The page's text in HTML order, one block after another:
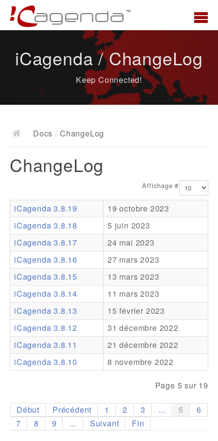
News
Docs
Documentation
Ressources
Addons
Theme Packs
Translation Packs
Support
Forum
Support Pro
iCagenda / ChangeLog
Keep Connected!
Docs / ChangeLog
ChangeLog
Affichage #
iCagenda 3.8.19
19 octobre 2023
iCagenda 3.8.18
5 juin 2023
iCagenda 3.8.17
24 mai 2023
iCagenda 3.8.16
27 mars 2023
iCagenda 3.8.15
13 mars 2023
iCagenda 3.8.14
11 mars 2023
iCagenda 3.8.13
15 février 2023
iCagenda 3.8.12
31 décembre 2022
iCagenda 3.8.11
21 décembre 2022
iCagenda 3.8.10
8 novembre 2022
Page 5 sur 19
Début Précédent 1 2 3 ... 5
6
7
8 9 ... Suivant Fin